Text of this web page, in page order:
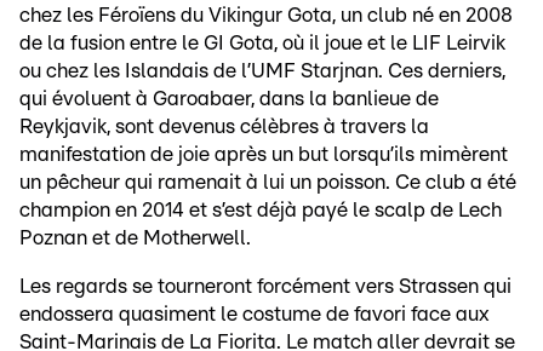
chez les Féroïens du Vikingur Gota, un club né en 2008
de la fusion entre le GI Gota, où il joue et le LIF Leirvik
ou chez les Islandais de l’UMF Starjnan. Ces derniers,
qui évoluent à Garoabaer, dans la banlieue de
Reykjavik, sont devenus célèbres à travers la
manifestation de joie après un but lorsqu’ils mimèrent
un pêcheur qui ramenait à lui un poisson. Ce club a été
champion en 2014 et s’est déjà payé le scalp de Lech
Poznan et de Motherwell.
Les regards se tourneront forcément vers Strassen qui
endossera quasiment le costume de favori face aux
Saint-Marinais de La Fiorita. Le match aller devrait se